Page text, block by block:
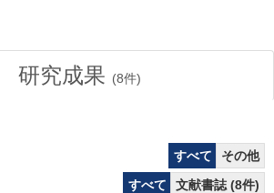
研究成果 (8件)
すべて
その他
すべて
文献書誌 (8件)